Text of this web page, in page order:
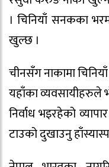
। चिनियाँ सनकका
खुल्छ ।
चीनसँग नाकामा
यहाँका व्यवसायीहरुले
निर्वाध भइरहेको
टाउको दुखाउनु